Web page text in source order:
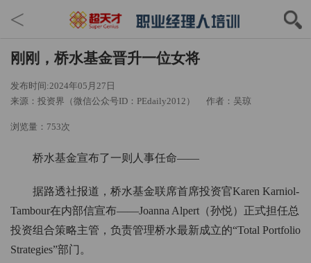
<
刚刚，桥水基金晋升一位女将
发布时间:2024年05月27日
来源：投资界（微信公众号ID：PEdaily2012）
作者：吴琼
浏览量：753次
桥水基金宣布了一则人事任命——
据路透社报道，桥水基金联席首席投资官Karen Karniol-
Tambour在内部信宣布——Joanna Alpert（孙悦）正式担任总
投资组合策略主管，负责管理桥水最新成立的“Total Portfolio
Strategies”部门。